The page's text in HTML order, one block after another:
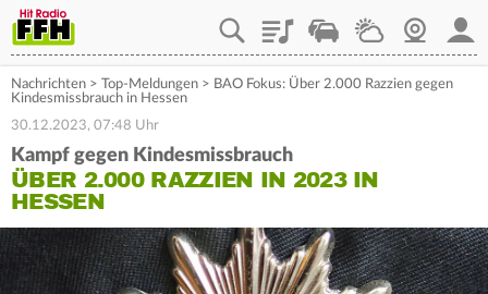
PlaylistStaupilotWetterWebcam
Nachrichten > Top-Meldungen > BAO Fokus: Über 2.000 Razzien gegen
Kindesmissbrauch in Hessen
30.12.2023, 07:48 Uhr
Kampf gegen Kindesmissbrauch
ÜBER 2.000 RAZZIEN IN 2023 IN
HESSEN